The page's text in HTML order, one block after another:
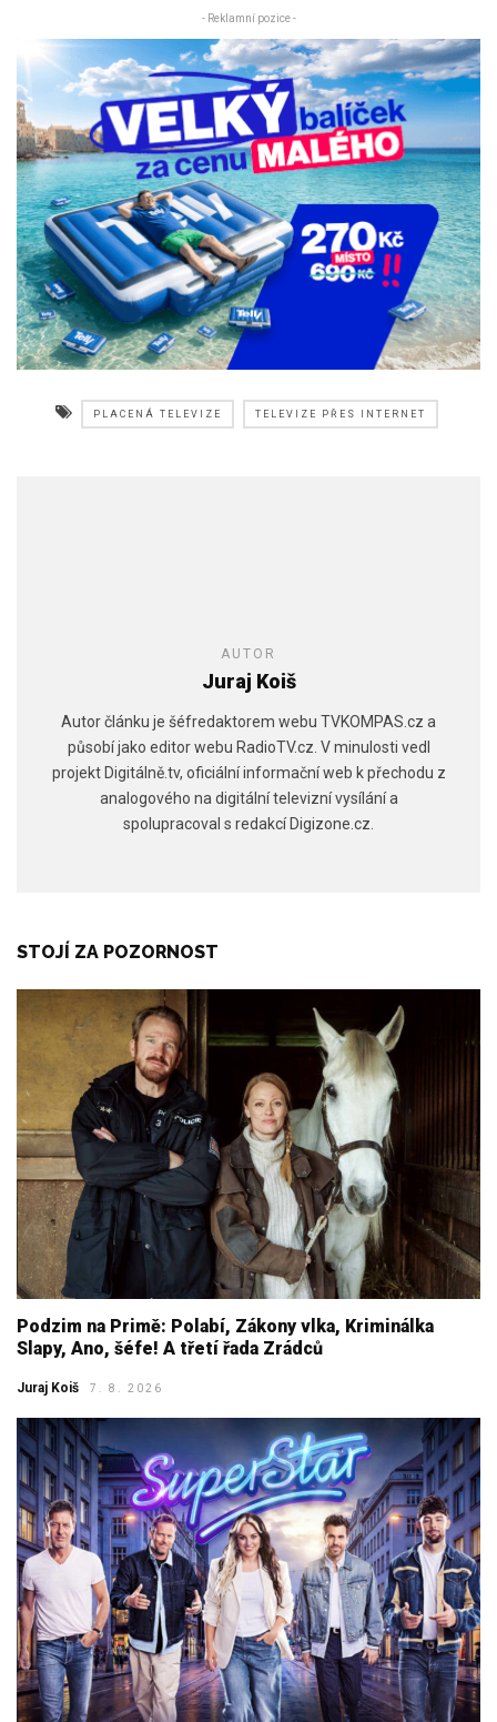
- Reklamní pozice -
PLACENÁ TELEVIZE TELEVIZE PŘES INTERNET
AUTOR
Juraj Koiš
Autor článku je šéfredaktorem webu TVKOMPAS.cz a
působí jako editor webu RadioTV.cz. V minulosti vedl
projekt Digitálně.tv, oficiální informační web k přechodu z
analogového na digitální televizní vysílání a
spolupracoval s redakcí Digizone.cz.
STOJÍ ZA POZORNOST
Podzim na Primě: Polabí, Zákony vlka, Kriminálka
Slapy, Ano, šéfe! A třetí řada Zrádců
Juraj Koiš 7. 8. 2026